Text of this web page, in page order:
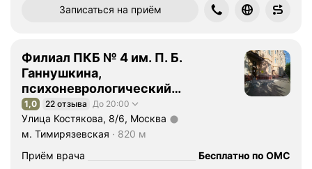
Записаться на приём
Филиал ПКБ № 4 им. П. Б.
Ганнушкина,
психоневрологический
диспансер № 5
Рейтинг 1,0 из 5
1,0 22 отзыва До 20:00
Улица Костякова, 8/6, Москва
Метро м. Тимирязевская Расстояние 820 м
м. Тимирязевская
820 м
Приём врача
Бесплатно по ОМС